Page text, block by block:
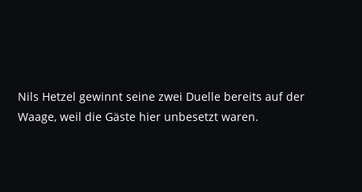
Nils Hetzel gewinnt seine zwei Duelle bereits auf der
Waage, weil die Gäste hier unbesetzt waren.